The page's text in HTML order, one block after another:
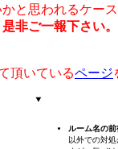
と思われるケー
非ご一報下さい。
頂いているページ
ルーム名の
以外での対